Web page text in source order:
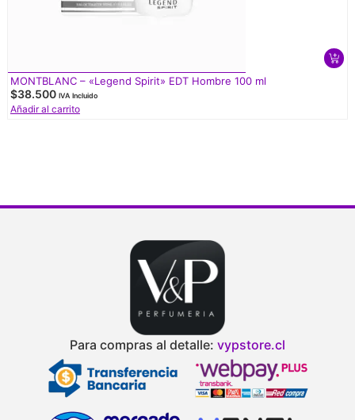
MONTBLANC – «Legend Spirit» EDT Hombre 100 ml
$38.500 IVA Incluido
Añadir al carrito
Para compras al detalle: vypstore.cl